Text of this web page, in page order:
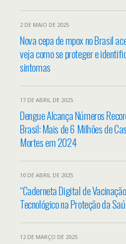
2 DE MAIO DE 2025
Nova cepa de mpox no Brasil
veja como se proteger e
sintomas
17 DE ABRIL DE 2025
Dengue Alcança Números
Brasil: Mais de 6 Milhões de
Mortes em 2024
10 DE ABRIL DE 2025
“Caderneta Digital de
Tecnológico na Proteção da
12 DE MARÇO DE 2025